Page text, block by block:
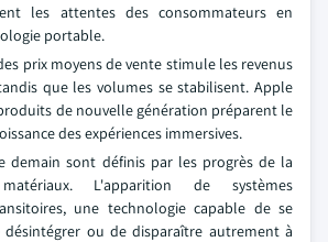
les attentes des consommateurs en
portable.
prix moyens de vente stimule les revenus
que les volumes se stabilisent. Apple
de nouvelle génération préparent le
des expériences immersives.
demain sont définis par les progrès de la
L'apparition de systèmes
une technologie capable de se
désintégrer ou de disparaître autrement à